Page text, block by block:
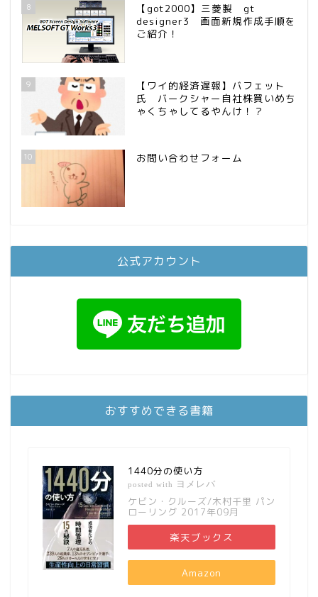
8
【got2000】三菱製 gt
designer3 画面新規作成手順を
ご紹介！
9
【ワイ的経済遅報】バフェット
氏 バークシャー自社株買いめち
ゃくちゃしてるやんけ！？
10 お問い合わせフォーム
公式アカウント
おすすめできる書籍
1440分の使い方
posted with ヨメレバ
ケビン・クルーズ/木村千里 パン
ローリング 2017年09月
楽天ブックス
Amazon